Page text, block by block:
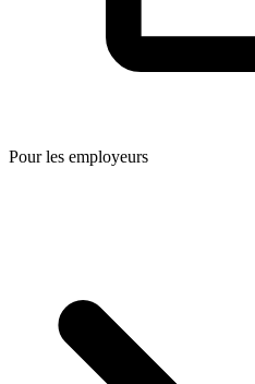
Pour les employeurs